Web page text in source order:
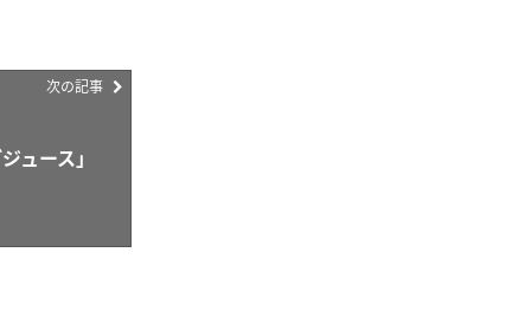
次の記事
ュース」